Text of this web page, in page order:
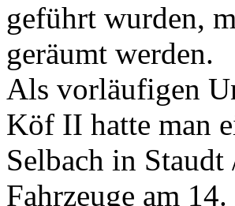
geführt wurden,
geräumt werden.
Als vorläufigen
Köf II hatte man
Selbach in
Fahrzeuge am